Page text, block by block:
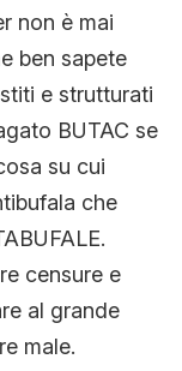
non è mai
ben sapete
e strutturati
BUTAC se
su cui
che
censure e
al grande
male.